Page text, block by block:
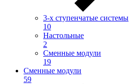
3-х ступенчатые системы
10
Настольные
2
Сменные модули
19
Сменные модули
59